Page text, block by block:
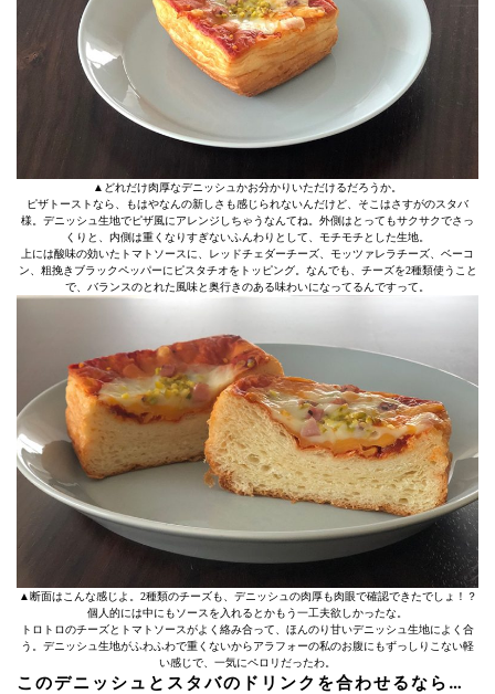
▲どれだけ肉厚なデニッシュかお分かりいただけるだろうか。
ピザトーストなら、もはやなんの新しさも感じられないんだけど、そこはさすがのスタバ
様。デニッシュ生地でピザ風にアレンジしちゃうなんてね。外側はとってもサクサクでさっ
くりと、内側は重くなりすぎないふんわりとして、モチモチとした生地。
上には酸味の効いたトマトソースに、レッドチェダーチーズ、モッツァレラチーズ、ベーコ
ン、粗挽きブラックペッパーにピスタチオをトッピング。なんでも、チーズを2種類使うこと
で、バランスのとれた風味と奥行きのある味わいになってるんですって。
▲断面はこんな感じよ。2種類のチーズも、デニッシュの肉厚も肉眼で確認できたでしょ！？
個人的には中にもソースを入れるとかもう一工夫欲しかったな。
トロトロのチーズとトマトソースがよく絡み合って、ほんのり甘いデニッシュ生地によく合
う。デニッシュ生地がふわふわで重くないからアラフォーの私のお腹にもずっしりこない軽
い感じで、一気にペロリだったわ。
このデニッシュとスタバのドリンクを合わせるなら…